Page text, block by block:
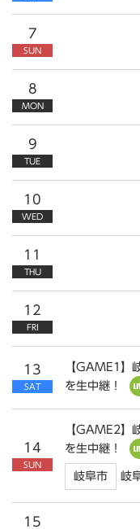
7
SUN
8
MON
9
TUE
10
WED
11
THU
12
FRI
13
SAT
【GAME1】
を生中継！
14
SUN
【GAME2】
を生中継！
岐阜市 岐
15